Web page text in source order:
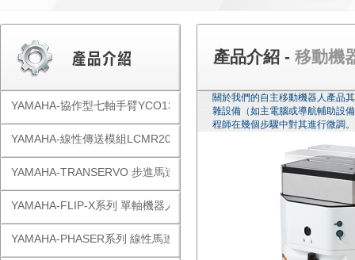
YAMAHA-協作型七軸手臂YCO1300
YAMAHA-線性傳送模組LCMR200
YAMAHA-TRANSERVO 步進馬達單軸
YAMAHA-FLIP-X系列 單軸機器人
YAMAHA-PHASER系列 線性馬達
產品介紹 - 移動機
關於我們的自主移動機器人產品
雜設備（如主電腦或導航輔助設
程師在幾個步驟中對其進行微調